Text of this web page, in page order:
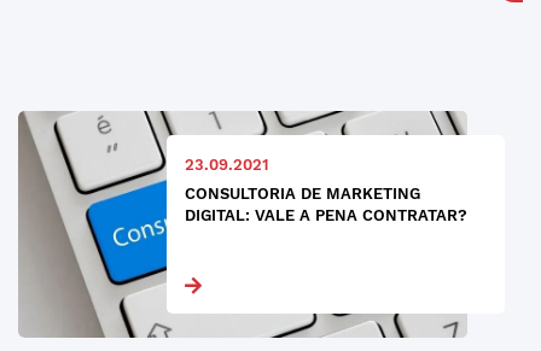
23.09.2021
CONSULTORIA DE MARKETING
DIGITAL: VALE A PENA CONTRATAR?